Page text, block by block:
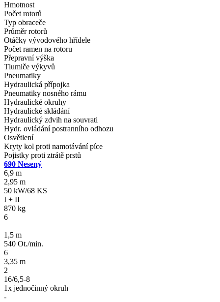
Hmotnost
Počet rotorů
Typ obraceče
Průměr rotorů
Otáčky vývodového hřídele
Počet ramen na rotoru
Přepravní výška
Tlumiče výkyvů
Pneumatiky
Hydraulická přípojka
Pneumatiky nosného rámu
Hydraulické okruhy
Hydraulické skládání
Hydraulický zdvih na souvrati
Hydr. ovládání postranního odhozu
Osvětlení
Kryty kol proti namotávání píce
Pojistky proti ztrátě prstů
690 Nesený
6,9 m
2,95 m
50 kW/68 KS
I + II
870 kg
6
1,5 m
540 Ot./min.
6
3,35 m
2
16/6,5-8
1x jednočinný okruh
-